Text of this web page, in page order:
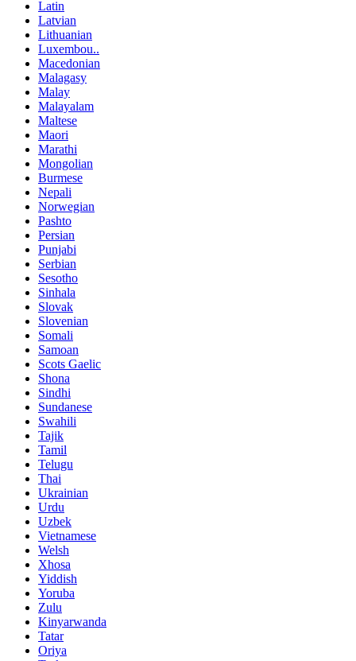
Latin
Latvian
Lithuanian
Luxembou..
Macedonian
Malagasy
Malay
Malayalam
Maltese
Maori
Marathi
Mongolian
Burmese
Nepali
Norwegian
Pashto
Persian
Punjabi
Serbian
Sesotho
Sinhala
Slovak
Slovenian
Somali
Samoan
Scots Gaelic
Shona
Sindhi
Sundanese
Swahili
Tajik
Tamil
Telugu
Thai
Ukrainian
Urdu
Uzbek
Vietnamese
Welsh
Xhosa
Yiddish
Yoruba
Zulu
Kinyarwanda
Tatar
Oriya